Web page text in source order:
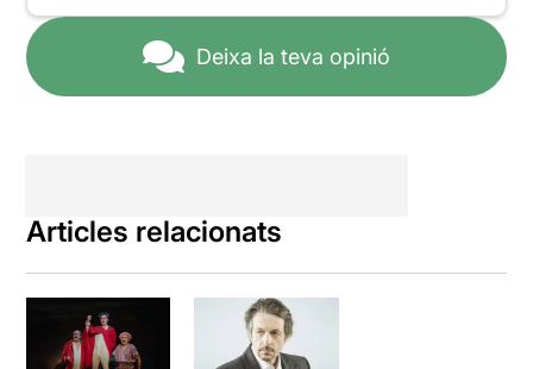
Deixa la teva opinió
Articles relacionats